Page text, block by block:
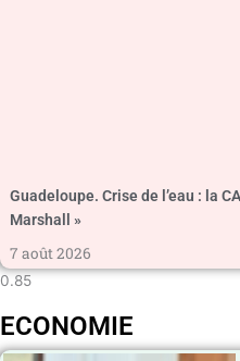
Guadeloupe. Crise de l’eau : la
Marshall »
7 août 2026
ECONOMIE